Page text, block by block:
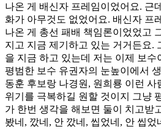
나온 게 배신자 프레임이었어요. 근
화가 아무것도 없었어요. 배신자 프
나온 게 총선 패배 책임론이었었고
지고 지금 제기하고 있는 거거든요.
을 지금 하고 있는데 저는 이제 보
평범한 보수 유권자의 눈높이에서
동훈 후보랑 나경원, 원희룡 이런 사
위기를 극복하길 원할 것이지 그냥
가 한번 생각을 해보면 둘이 치고받
봤네, 깠네, 안 깠네, 씹었네, 안 씹